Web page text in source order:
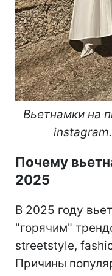
Вьетнамки на
Почему
2025
В 2025 году
"горячим"
streetstyle,
Причины